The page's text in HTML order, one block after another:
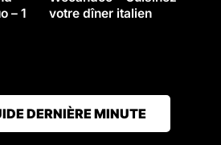
– 1
votre dîner italien
DERNIÈRE MINUTE